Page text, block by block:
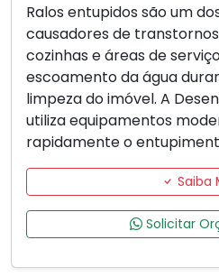
Ralos entupidos são um
causadores de
cozinhas e áreas de
escoamento da água
limpeza do imóvel. A
utiliza equipamentos
rapidamente o
Saiba
Solicitar